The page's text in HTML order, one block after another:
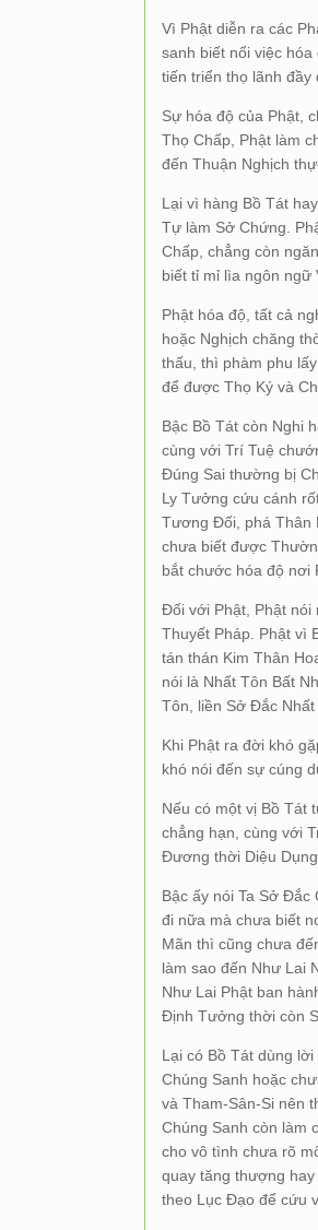
Vì Phật diễn ra các
sanh biết nổi việc
tiến triển thọ lãnh đầy
Sự hóa độ của Phật,
Thọ Chấp, Phật làm
đến Thuận Nghịch
Lại vì hàng Bồ Tát
Tự làm Sở Chứng.
Chấp, chẳng còn
biết tỉ mỉ lìa ngôn ngữ
Phật hóa độ, tất cả
hoặc Nghịch chăng
thấu, thì phàm phu
để được Thọ Ký và
Bậc Bồ Tát còn Nghi
cùng với Trí Tuệ
Đúng Sai thường bị
Ly Tưởng cứu cánh
Tương Đối, phá Thân
chưa biết được
bắt chước hóa độ nơi
Đối với Phật, Phật nói
Thuyết Pháp. Phật vì
tán thán Kim Thân
nói là Nhất Tôn Bất
Tôn, liền Sở Đắc Nhất
Khi Phật ra đời khó
khó nói đến sự cúng
Nếu có một vị Bồ Tát
chẳng hạn, cùng với
Đương thời Diệu
Bậc ấy nói Ta Sở Đắc
đi nữa mà chưa biết
Mãn thì cũng chưa
làm sao đến Như Lai
Như Lai Phật ban
Định Tưởng thời còn
Lại có Bồ Tát dùng
Chúng Sanh hoặc
và Tham-Sân-Si nên
Chúng Sanh còn làm
cho vô tình chưa rõ
quay tăng thượng
theo Lục Đạo để cứu